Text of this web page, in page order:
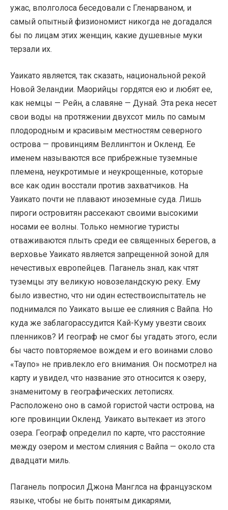
ужас, вполголоса беседовали с Гленарваном, и
самый опытный физиономист никогда не догадался
бы по лицам этих женщин, какие душевные муки
терзали их.
Уаикато является, так сказать, национальной рекой
Новой Зеландии. Маорийцы гордятся ею и любят ее,
как немцы — Рейн, а славяне — Дунай. Эта река несет
свои воды на протяжении двухсот миль по самым
плодородным и красивым местностям северного
острова — провинциям Веллингтон и Окленд. Ее
именем называются все прибрежные туземные
племена, неукротимые и неукрощенные, которые
все как один восстали против захватчиков. На
Уаикато почти не плавают иноземные суда. Лишь
пироги островитян рассекают своими высокими
носами ее волны. Только немногие туристы
отваживаются плыть среди ее священных берегов, а
верховье Уаикато является запрещенной зоной для
нечестивых европейцев. Паганель знал, как чтят
туземцы эту великую новозеландскую реку. Ему
было известно, что ни один естествоиспытатель не
поднимался по Уаикато выше ее слияния с Вайпа. Но
куда же заблагорассудится Кай-Куму увезти своих
пленников? И географ не смог бы угадать этого, если
бы часто повторяемое вождем и его воинами слово
«Таупо» не привлекло его внимания. Он посмотрел на
карту и увидел, что название это относится к озеру,
знаменитому в географических летописях.
Расположено оно в самой гористой части острова, на
юге провинции Окленд. Уаикато вытекает из этого
озера. Географ определил по карте, что расстояние
между озером и местом слияния с Вайпа — около ста
двадцати миль.
Паганель попросил Джона Манглса на французском
языке, чтобы не быть понятым дикарями,